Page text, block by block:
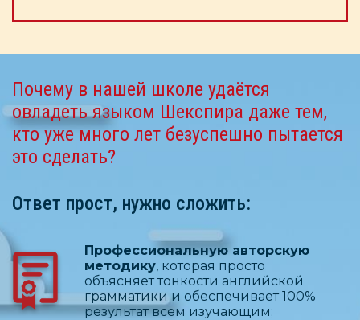
Почему в нашей школе удаётся
овладеть языком Шекспира даже тем,
кто уже много лет безуспешно пытается
это сделать?
Ответ прост, нужно сложить:
Профессиональную авторскую
методику, которая просто
объясняет тонкости английской
грамматики и обеспечивает 100%
результат всем изучающим;